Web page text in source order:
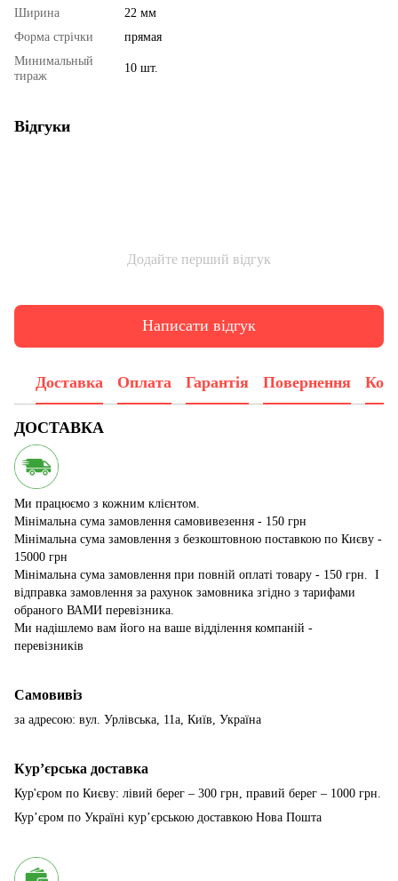
Ширина
22 мм
Форма стрічки
прямая
Минимальный
тираж
10 шт.
Відгуки
Додайте перший відгук
Написати відгук
Доставка Оплата Гарантія Повернення
ДОСТАВКА
Ми працюємо з кожним клієнтом.
Мінімальна сума замовлення самовивезення - 150 грн
Мінімальна сума замовлення з безкоштовною поставкою по Києву -
15000 грн
Мінімальна сума замовлення при повній оплаті товару - 150 грн. І
відправка замовлення за рахунок замовника згідно з тарифами
обраного ВАМИ перевізника.
Ми надішлемо вам його на ваше відділення компаній -
перевізників
Самовивіз
за адресою: вул. Урлівська, 11а, Київ, Україна
Курʼєрська доставка
Кур'єром по Києву: лівий берег – 300 грн, правий берег – 1000 грн.
Курʼєром по Україні курʼєрською доставкою Нова Пошта